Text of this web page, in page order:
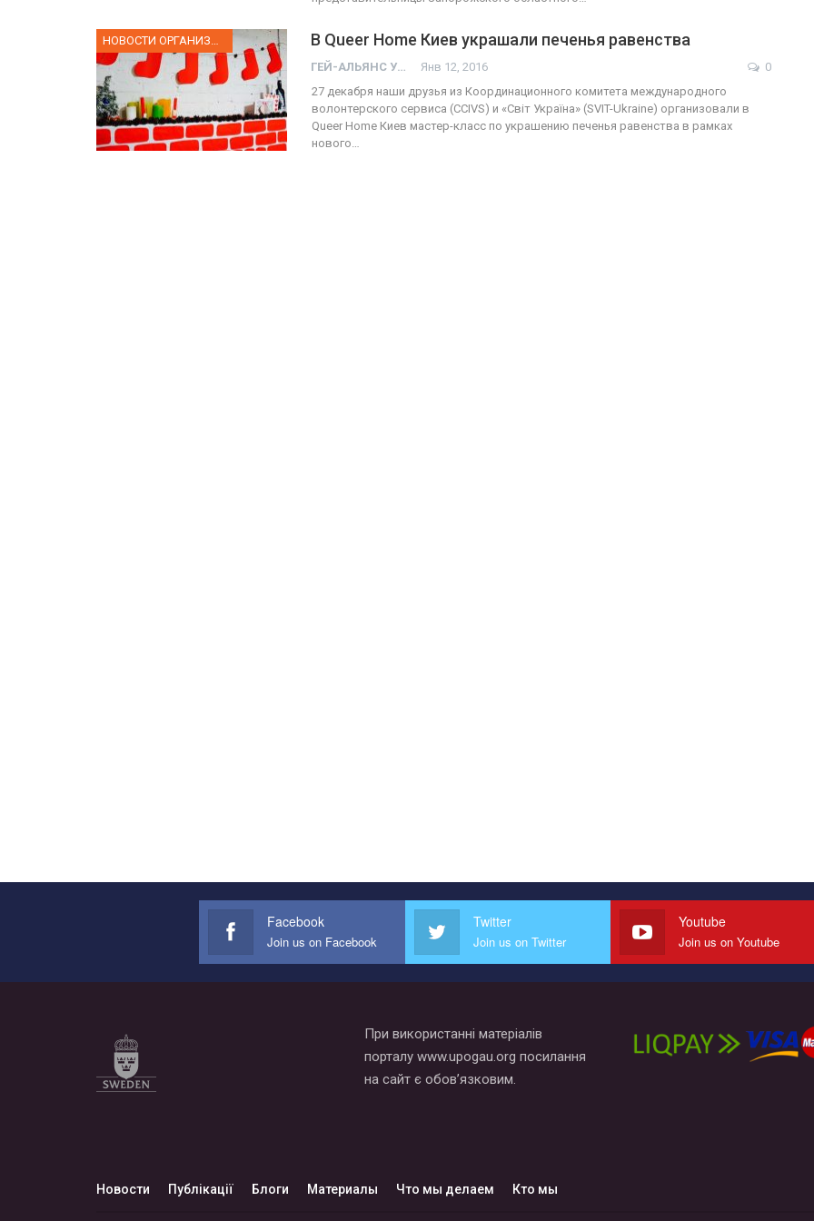
В Queer Home Киев украшали печенья равенства
ГЕЙ-АЛЬЯНС УКРАИНА Янв 12, 2016
0
27 декабря наши друзья из Координационного комитета международного
волонтерского сервиса (CCIVS) и «Світ Україна» (SVIT-Ukraine) организовали в
Queer Home Киев мастер-класс по украшению печенья равенства в рамках
нового…
Facebook
Join us on Facebook
Twitter
Join us on Twitter
Youtube
Join us on Youtube
При використанні матеріалів
порталу www.upogau.org посилання
на сайт є обов’язковим.
Новости Публікації Блоги Материалы Что мы делаем Кто мы